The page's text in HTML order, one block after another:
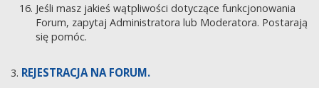
Jeśli masz jakieś wątpliwości dotyczące funkcjonowania
Forum, zapytaj Administratora lub Moderatora. Postarają
się pomóc.
REJESTRACJA NA FORUM.